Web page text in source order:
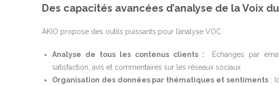
Des capacités avancées d’analyse de la Voix
AKIO propose des outils puissants pour l’analyse VOC :
Analyse de tous les contenus clients : Échanges par
satisfaction, avis et commentaires sur les réseaux sociaux
Organisation des données par thématiques et sentiments: